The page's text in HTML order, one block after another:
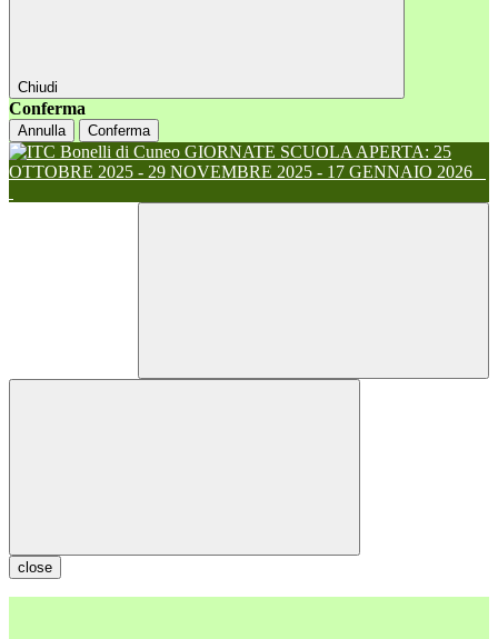
Chiudi
Conferma
Annulla Conferma
GIORNATE SCUOLA APERTA: 25
OTTOBRE 2025 - 29 NOVEMBRE 2025 - 17 GENNAIO 2026
close